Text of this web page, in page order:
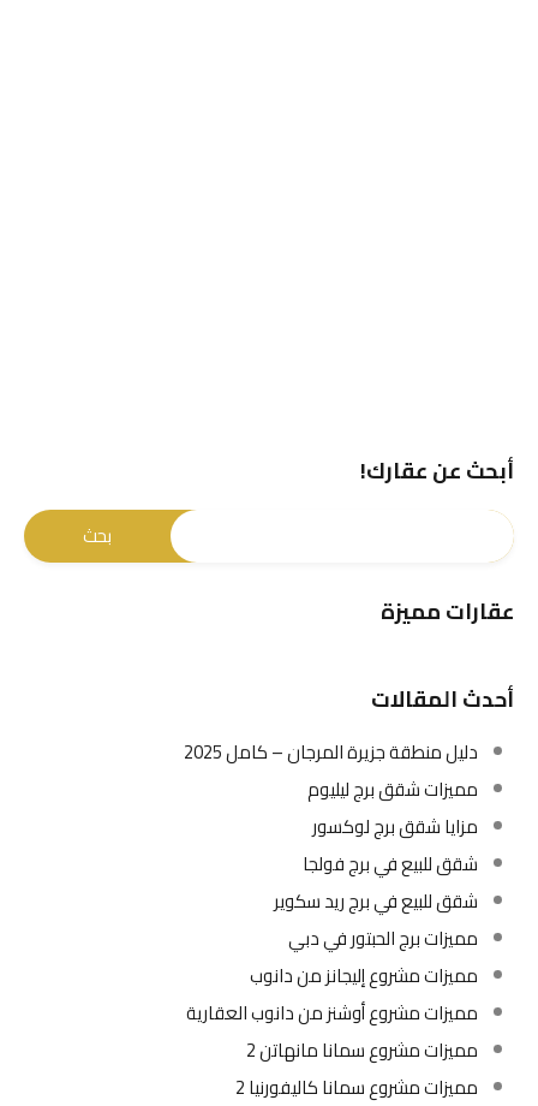
أبحث عن عقارك!
عقارات مميزة
أحدث المقالات
دليل منطقة جزيرة المرجان – كامل 2025
مميزات شقق برج ليليوم
مزايا شقق برج لوكسور
شقق للبيع في برج فولجا
شقق للبيع في برج ريد سكوير
مميزات برج الحبتور في دبي
مميزات مشروع إليجانز من دانوب
مميزات مشروع أوشنز من دانوب العقارية
مميزات مشروع سمانا مانهاتن 2
مميزات مشروع سمانا كاليفورنيا 2